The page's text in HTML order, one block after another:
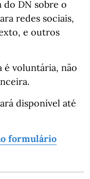
DN sobre o
redes sociais,
e outros
é voluntária, não
disponível até
formulário